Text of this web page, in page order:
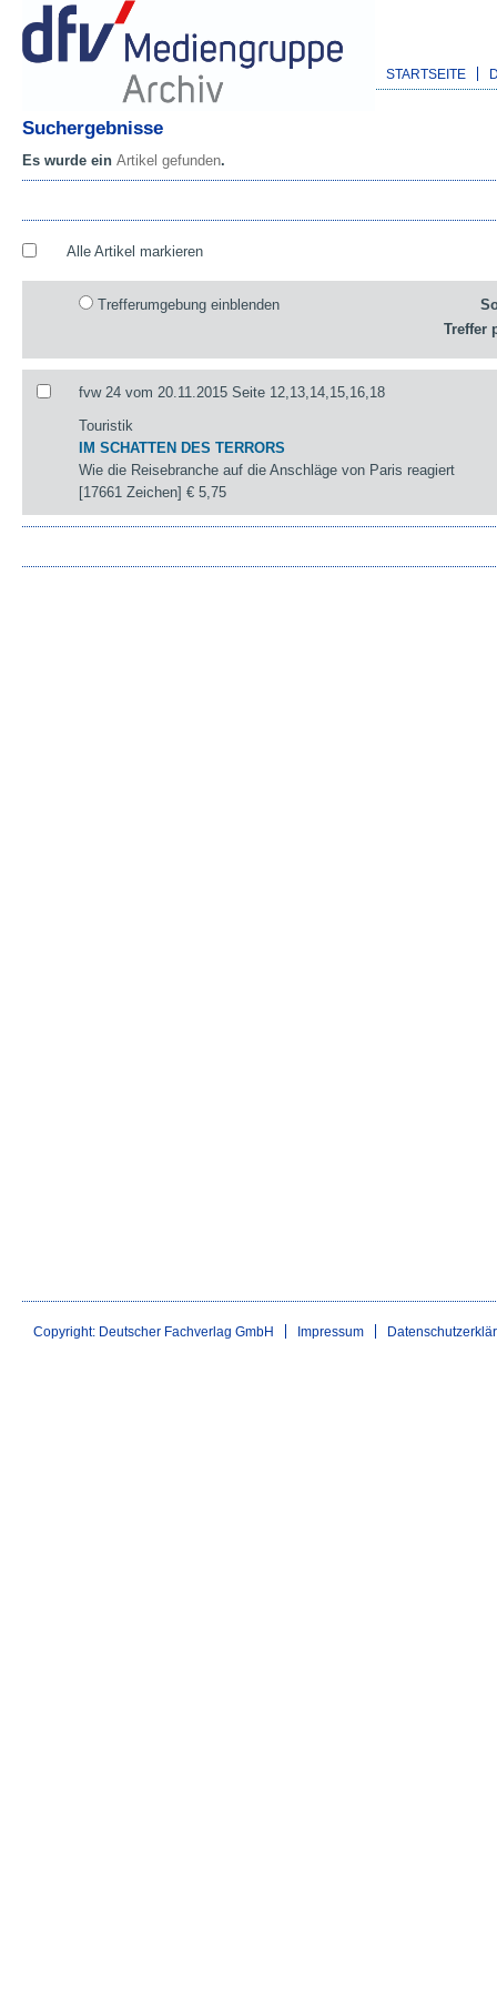
STARTSEITE
Suchergebnisse
Es wurde ein Artikel gefunden.
Alle Artikel markieren
Trefferumgebung einblenden
Treffer
fvw 24 vom 20.11.2015 Seite 12,13,14,15,16,18
Touristik
IM SCHATTEN DES TERRORS
Wie die Reisebranche auf die Anschläge von Paris reagiert
[17661 Zeichen]€ 5,75
Copyright: Deutscher Fachverlag GmbH Impressum